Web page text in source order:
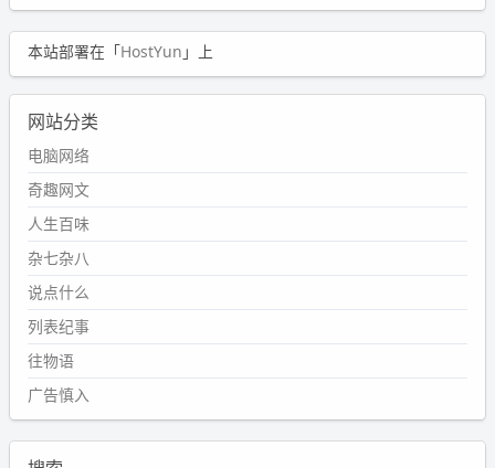
本站部署在「HostYun 」上
网站分类
电脑网络
奇趣网文
人生百味
杂七杂八
说点什么
列表纪事
往物语
广告慎入